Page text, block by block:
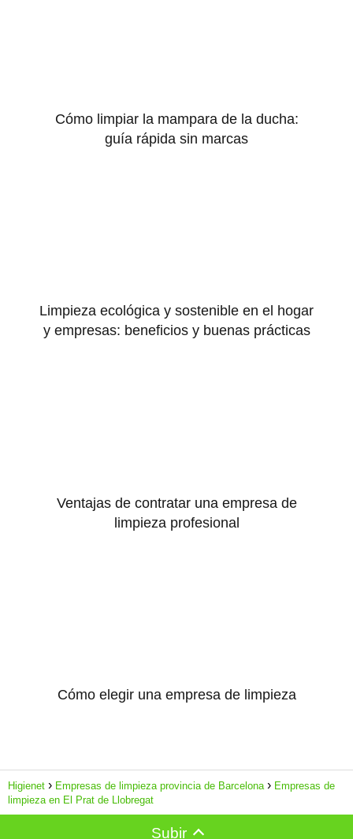
Cómo limpiar la mampara de la ducha:
guía rápida sin marcas
Limpieza ecológica y sostenible en el hogar
y empresas: beneficios y buenas prácticas
Ventajas de contratar una empresa de
limpieza profesional
Cómo elegir una empresa de limpieza
Higienet Empresas de limpieza provincia de Barcelona
Empresas de
limpieza en El Prat de Llobregat
Subir